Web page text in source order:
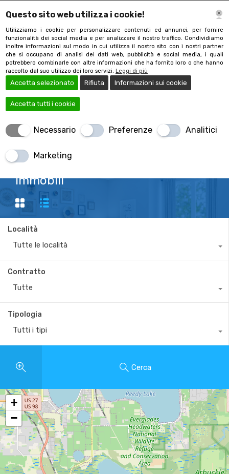
+390332481744
Immobili
Località
Tutte le località
Contratto
Tutte
Tipologia
Tutti i tipi
Cerca
+
−
Questo sito web utilizza i cookie!
Utilizziamo i cookie per personalizzare contenuti ed annunci, per fornire
funzionalità dei social media e per analizzare il nostro traffico. Condividiamo
inoltre informazioni sul modo in cui utilizza il nostro sito con i nostri partner
che si occupano di analisi dei dati web, pubblicità e social media, i quali
potrebbero combinarle con altre informazioni che ha fornito loro o che hanno
raccolto dal suo utilizzo dei loro servizi. Leggi di più
Accetta selezionato Rifiuta Informazioni sui cookie
Accetta tutti i cookie
Necessario Preferenze Analitici
Marketing